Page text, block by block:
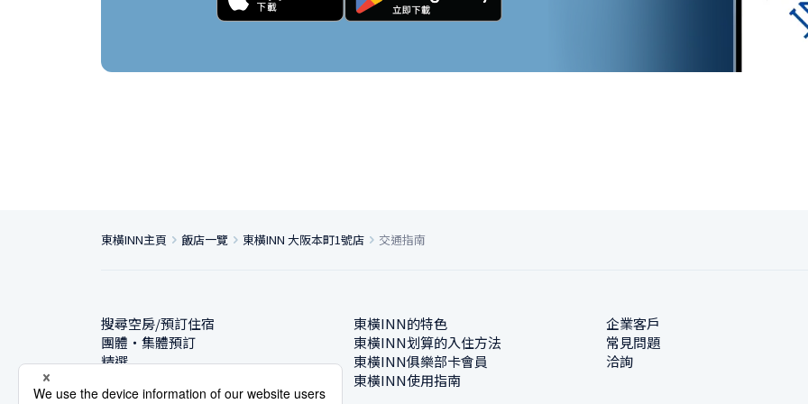
東橫INN主頁 飯店一覽 東橫INN 大阪本町1號店 交通指南
搜尋空房/預訂住宿
團體・集體預訂
精選
東橫INN的特色
東橫INN划算的入住方法
東橫INN俱樂部卡會員
東橫INN使用指南
企業客戶
常見問題
洽詢